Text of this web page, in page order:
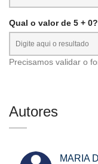
Qual o valor de 5 +
Precisamos validar o
Autores
MARIA